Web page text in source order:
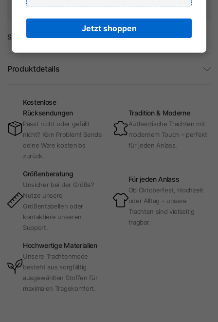
auf Ihre Kreditkarteninformationen.
Share:
Produktdetails
Kostenlose
Rücksendungen
Passt nicht oder gefällt
nicht? Kein Problem! Sende
deine Ware kostenlos
zurück.
Tradition & Moderne
Authentische Trachten mit
modernem Touch – perfekt
für jeden Anlass.
Größenberatung
Unsicher bei der Größe?
Nutze unsere
Größentabellen oder
kontaktiere unseren
Support.
Für jeden Anlass
Ob Oktoberfest, Hochzeit
oder Alltag – unsere
Trachten sind vielseitig
tragbar.
Hochwertige Materialien
Unsere Trachtenmode
besteht aus sorgfältig
ausgewählten Stoffen für
maximalen Tragekomfort.
Jetzt shoppen